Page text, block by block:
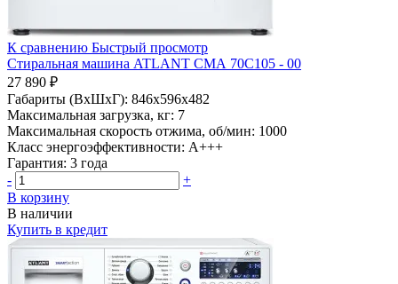
К сравнению Быстрый просмотр
Стиральная машина ATLANT СМА 70С105 - 00
27 890 ₽
Габариты (ВхШхГ): 846x596x482
Максимальная загрузка, кг: 7
Максимальная скорость отжима, об/мин: 1000
Класс энергоэффективности: A+++
Гарантия: 3 года
-
+
В корзину
В наличии
Купить в кредит